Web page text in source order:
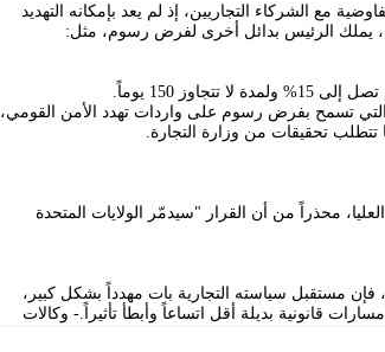
مع الشركاء التجاريين، إذ لم يعد بإمكانه التهديد
يملك الرئيس بدائل أخرى لفرض رسوم، مثل:
232 من قانون توسيع التجارة لعام 1962، التي تسمح بفرض رسوم على واردات تهدد الأمن القومي،
تتطلب تحقيقات من وزارة التجارة.
محذراً من أن القرار "سيدمّر الولايات المتحدة
الرسوم سارية مؤقتاً حتى 14 أكتوبر، فإن مستقبل سياسته التجارية بات مهدداً بشكل كبير،
قانونية بديلة أقل اتساعاً وأبطأ تأثيراً.- وكالات